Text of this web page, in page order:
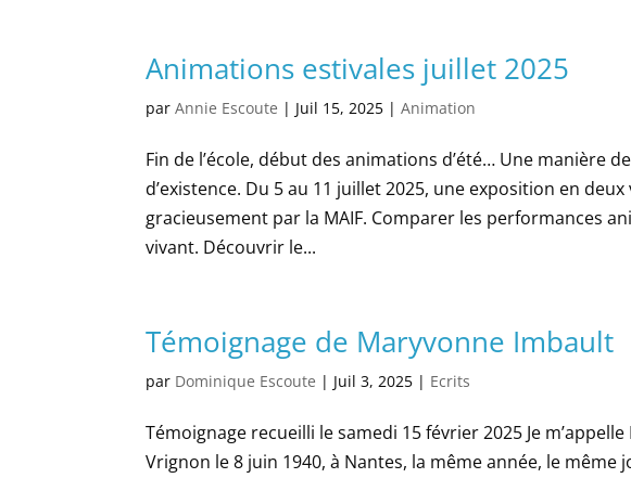
Animations estivales juillet 2025
parAnnie Escoute | Juil 15, 2025 |Animation
Fin de l’école, début des animations d’été… Une manière
d’existence. Du 5 au 11 juillet 2025, une exposition en
gracieusement par la MAIF. Comparer les performances
vivant. Découvrir le...
Témoignage de Maryvonne Imbault
par Dominique Escoute | Juil 3, 2025 | Ecrits
Témoignage recueilli le samedi 15 février 2025 Je
Vrignon le 8 juin 1940, à Nantes, la même année, le même